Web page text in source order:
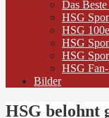
Das
HSG
HSG
HSG
HSG
HSG
Bilder
HSG belohnt